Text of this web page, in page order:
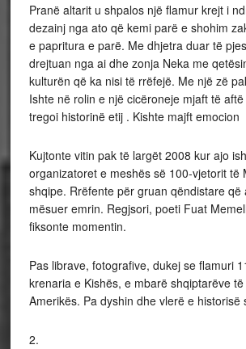
Pranë altarit u shpalos një flamur krejt i
dezainj nga ato që kemi parë e shohim
e papritura e parë. Me dhjetra duar të
drejtuan nga ai dhe zonja Neka me
kulturën që ka nisi të rrëfejë. Me një zë
Ishte në rolin e një cicëroneje mjaft të
tregoi historinë etij . Kishte majft emocion
Kujtonte vitin pak të largët 2008 kur ajo
organizatoret e meshës së 100-vjetorit të
shqipe. Rrëfente për gruan qëndistare që
mësuer emrin. Regjsori, poeti Fuat
fiksonte momentin.
Pas librave, fotografive, dukej se flamuri
krenaria e Kishës, e mbarë shqiptarëve
Amerikës. Pa dyshin dhe vlerë e historisë
2.